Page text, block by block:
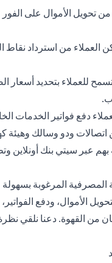
الأموال على الفور
من استرداد نقاط
للعملاء بتحديد أسعار
دفع فواتير
ودو وسالك وهيئة
بهم عبر سيتي بنك
المصرفية المرغوبة
الأموال، ودفع
من القهوة. دعنا نلقي